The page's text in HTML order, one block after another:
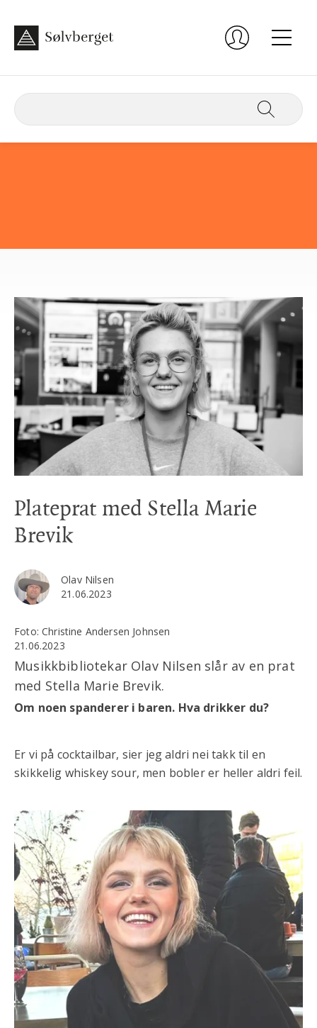
Plateprat med Stella Marie
Brevik
Olav Nilsen
21.06.2023
Foto: Christine Andersen Johnsen
21.06.2023
Musikkbibliotekar Olav Nilsen slår av en prat
med Stella Marie Brevik.
Om noen spanderer i baren. Hva drikker du?
Er vi på cocktailbar, sier jeg aldri nei takk til en
skikkelig whiskey sour, men bobler er heller aldri feil.